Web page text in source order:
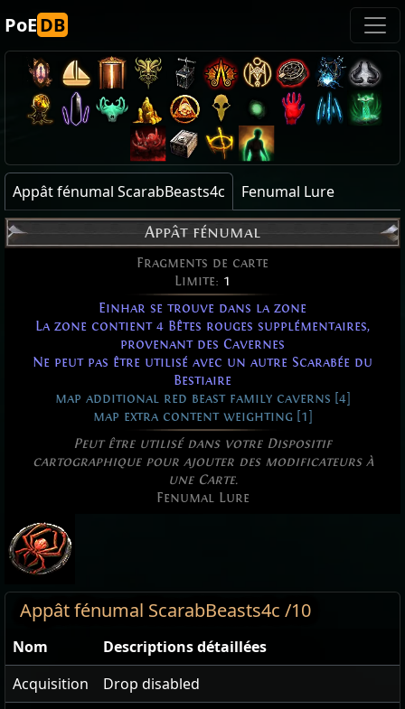
PoEDB
Appât fénumal ScarabBeasts4c Fenumal Lure
Appât fénumal
Fragments de carte
Limite: 1
Einhar se trouve dans la zone
La zone contient 4 Bêtes rouges supplémentaires,
provenant des Cavernes
Ne peut pas être utilisé avec un autre Scarabée du
Bestiaire
map additional red beast family caverns [4]
map extra content weighting [1]
Peut être utilisé dans votre Dispositif
cartographique pour ajouter des modificateurs à
une Carte.
Fenumal Lure
Appât fénumal ScarabBeasts4c /10
Nom
Descriptions détaillées
Acquisition
Drop disabled